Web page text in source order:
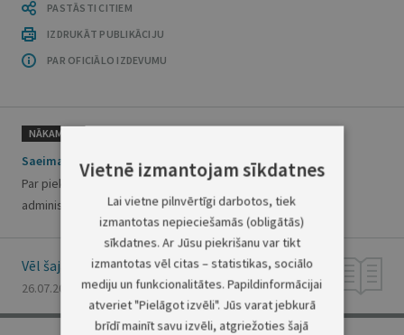
PASTĀSTI CITIEM
IZDRUKĀT PUBLIKĀCIJU
PAR OFICIĀLO IZDEVUMU
NĀKAMAIS
Saeimas paziņojums
Par piekrišanu deputāta Riharda Eigima saukšanai pie
administratīvās atbildības
Vēl šajā numurā
26.07.2011., Nr. 115
Vietnē izmantojam sīkdatnes
Lai vietne pilnvērtīgi darbotos, tiek
izmantotas nepieciešamās (obligātās)
sīkdatnes. Ar Jūsu piekrišanu var tikt
izmantotas vēl citas – statistikas, sociālo
mediju un funkcionalitātes. Papildinformācijai
atveriet "Pielāgot izvēli". Jūs varat jebkurā
brīdī mainīt savu izvēli, atgriežoties šajā